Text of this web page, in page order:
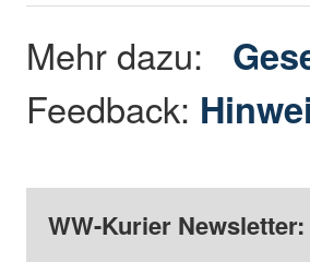
Mehr dazu:
Feedback:
WW-Kurier